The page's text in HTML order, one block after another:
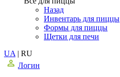
Назад
Инвентарь для пиццы
Формы для пиццы
Щетки для печи
UA | RU
Логин